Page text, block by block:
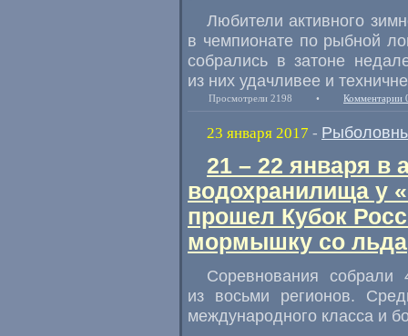
Любители активного
в чемпионате по рыбной
собрались в затоне
из них удачливее и
Просмотрели 2198 • Комментарии
23 января 2017 -
21 – 22 января в
водохранилища у
прошел Кубок
мормышку со льда
Соревнования собрали
из восьми регионов.
международного класса и